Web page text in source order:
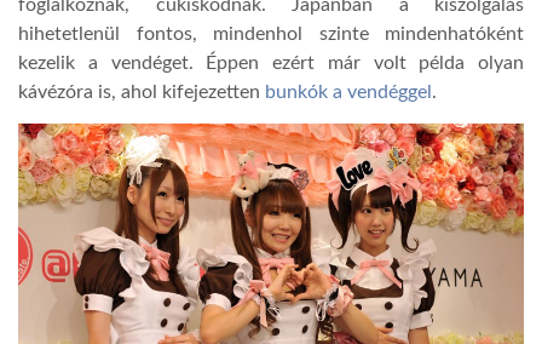
foglalkoznak, cukiskodnak. Japánban a kiszolgálás
hihetetlenül fontos, mindenhol szinte mindenhatóként
kezelik a vendéget. Éppen ezért már volt példa olyan
kávézóra is, ahol kifejezetten bunkók a vendéggel .